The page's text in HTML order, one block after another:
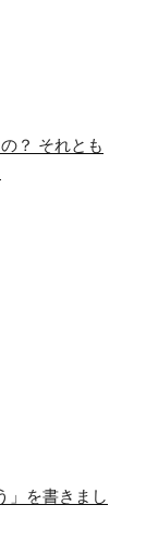
？ それとも
」を書きまし